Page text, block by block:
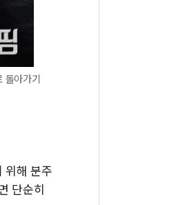
돌아가기
위해 분주
단순히